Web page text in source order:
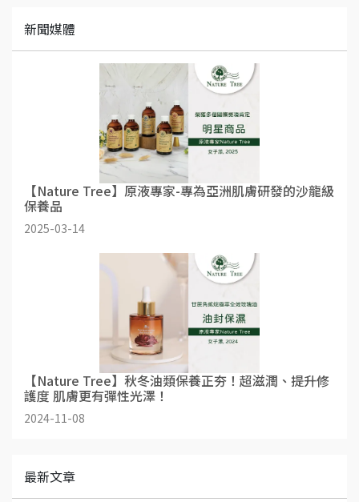
新聞媒體
【Nature Tree】原液專家-專為亞洲肌膚研發的沙龍級
保養品
2025-03-14
【Nature Tree】秋冬油類保養正夯！超滋潤、提升修
護度 肌膚更有彈性光澤！
2024-11-08
最新文章